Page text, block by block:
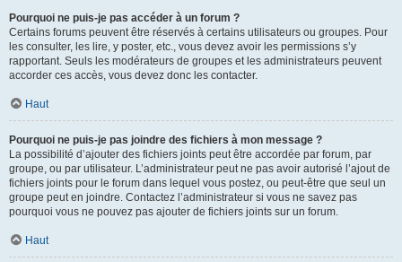
Pourquoi ne puis-je pas accéder à un forum ?
Certains forums peuvent être réservés à certains utilisateurs ou groupes. Pour
les consulter, les lire, y poster, etc., vous devez avoir les permissions s’y
rapportant. Seuls les modérateurs de groupes et les administrateurs peuvent
accorder ces accès, vous devez donc les contacter.
Haut
Pourquoi ne puis-je pas joindre des fichiers à mon message ?
La possibilité d’ajouter des fichiers joints peut être accordée par forum, par
groupe, ou par utilisateur. L’administrateur peut ne pas avoir autorisé l’ajout de
fichiers joints pour le forum dans lequel vous postez, ou peut-être que seul un
groupe peut en joindre. Contactez l’administrateur si vous ne savez pas
pourquoi vous ne pouvez pas ajouter de fichiers joints sur un forum.
Haut